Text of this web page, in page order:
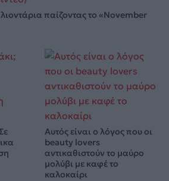
παίζοντας το «November
Αυτός είναι ο λόγος που οι
beauty lovers
αντικαθιστούν το μαύρο
μολύβι με καφέ το
καλοκαίρι